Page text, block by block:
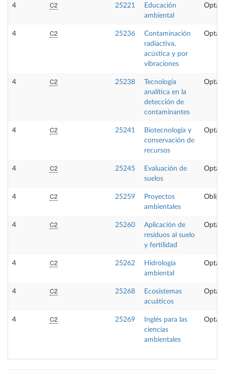
4 C2 25221
Educación
ambiental
4 C2 25236
Contaminación
radiactiva,
acústica y por
vibraciones
4 C2 25238
Tecnología
analítica en la
detección de
contaminantes
4 C2 25241
Biotecnología y
conservación de
recursos
4 C2 25245
Evaluación de
suelos
4 C2 25259
Proyectos
ambientales
4 C2 25260
Aplicación de
residuos al suelo
y fertilidad
4 C2 25262
Hidrología
ambiental
4 C2 25268
Ecosistemas
acuáticos
4 C2 25269
Inglés para las
ciencias
ambientales